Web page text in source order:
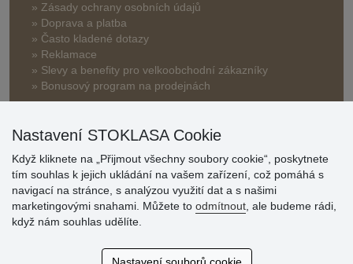
» Zásady ochrany osobních údajů
» Doprava a platba
» Často kladené dotazy
» Reklamace
» Slevy a benefity pro velkoobchodní zákazníky
» Bonusový program na prodejnách
Hodnocení
zákazníků
Nastavení STOKLASA Cookie
Když kliknete na „Přijmout všechny soubory cookie“, poskytnete
tím souhlas k jejich ukládání na vašem zařízení, což pomáhá s
navigací na stránce, s analýzou využití dat a s našimi
marketingovými snahami. Můžete to odmítnout , ale budeme rádi,
když nám souhlas udělíte.